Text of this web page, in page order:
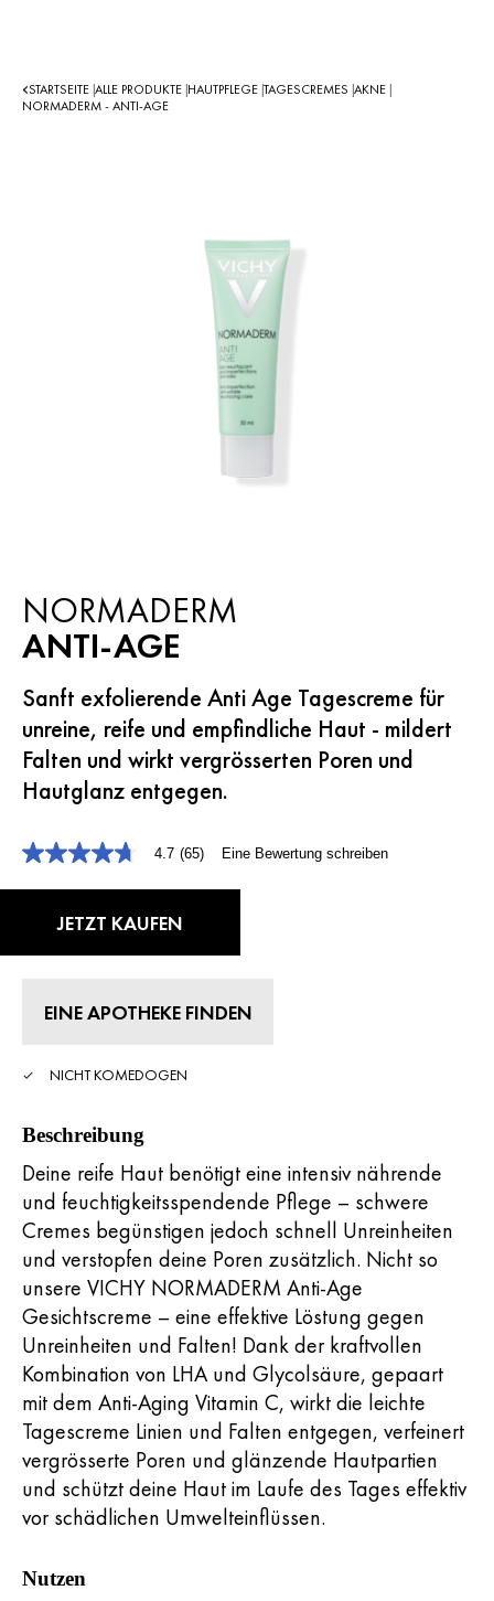
STARTSEITE ALLE PRODUKTE HAUTPFLEGE TAGESCREMES AKNE
NORMADERM - ANTI-AGE
NORMADERM
ANTI-AGE
Sanft exfolierende Anti Age Tagescreme für
unreine, reife und empfindliche Haut - mildert
Falten und wirkt vergrösserten Poren und
Hautglanz entgegen.
4.7
5
Sternen,
durchschnittlicher
Reviews.
Link
Seite.
4.7 (65) Eine Bewertung schreiben
JETZT KAUFEN
EINE APOTHEKE FINDEN
NICHT KOMEDOGEN
Beschreibung
Deine reife Haut benötigt eine intensiv nährende
und feuchtigkeitsspendende Pflege – schwere
Cremes begünstigen jedoch schnell Unreinheiten
und verstopfen deine Poren zusätzlich. Nicht so
unsere VICHY NORMADERM Anti-Age
Gesichtscreme – eine effektive Löstung gegen
Unreinheiten und Falten! Dank der kraftvollen
Kombination von LHA und Glycolsäure, gepaart
mit dem Anti-Aging Vitamin C, wirkt die leichte
Tagescreme Linien und Falten entgegen, verfeinert
vergrösserte Poren und glänzende Hautpartien
und schützt deine Haut im Laufe des Tages effektiv
vor schädlichen Umwelteinflüssen.
Nutzen